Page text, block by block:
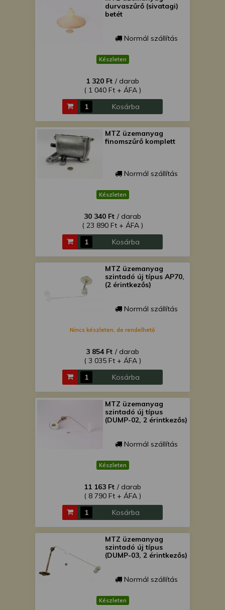
durvaszűrő (sivatagi)
betét
Normál szállítás
Készleten
1 320 Ft / darab
( 1 040 Ft + ÁFA )
Kosárba
MTZ üzemanyag
finomszűrő komplett
Normál szállítás
Készleten
30 340 Ft / darab
( 23 890 Ft + ÁFA )
Kosárba
MTZ üzemanyag
szintadó új típus AP70,
(2 érintkezős)
Normál szállítás
Nincs készleten, de rendelhető
3 854 Ft / darab
( 3 035 Ft + ÁFA )
Kosárba
MTZ üzemanyag
szintadó új típus
(DUMP-02, 2 érintkezős)
Normál szállítás
Készleten
11 163 Ft / darab
( 8 790 Ft + ÁFA )
Kosárba
MTZ üzemanyag
szintadó új típus
(DUMP-03, 2 érintkezős)
Normál szállítás
Készleten